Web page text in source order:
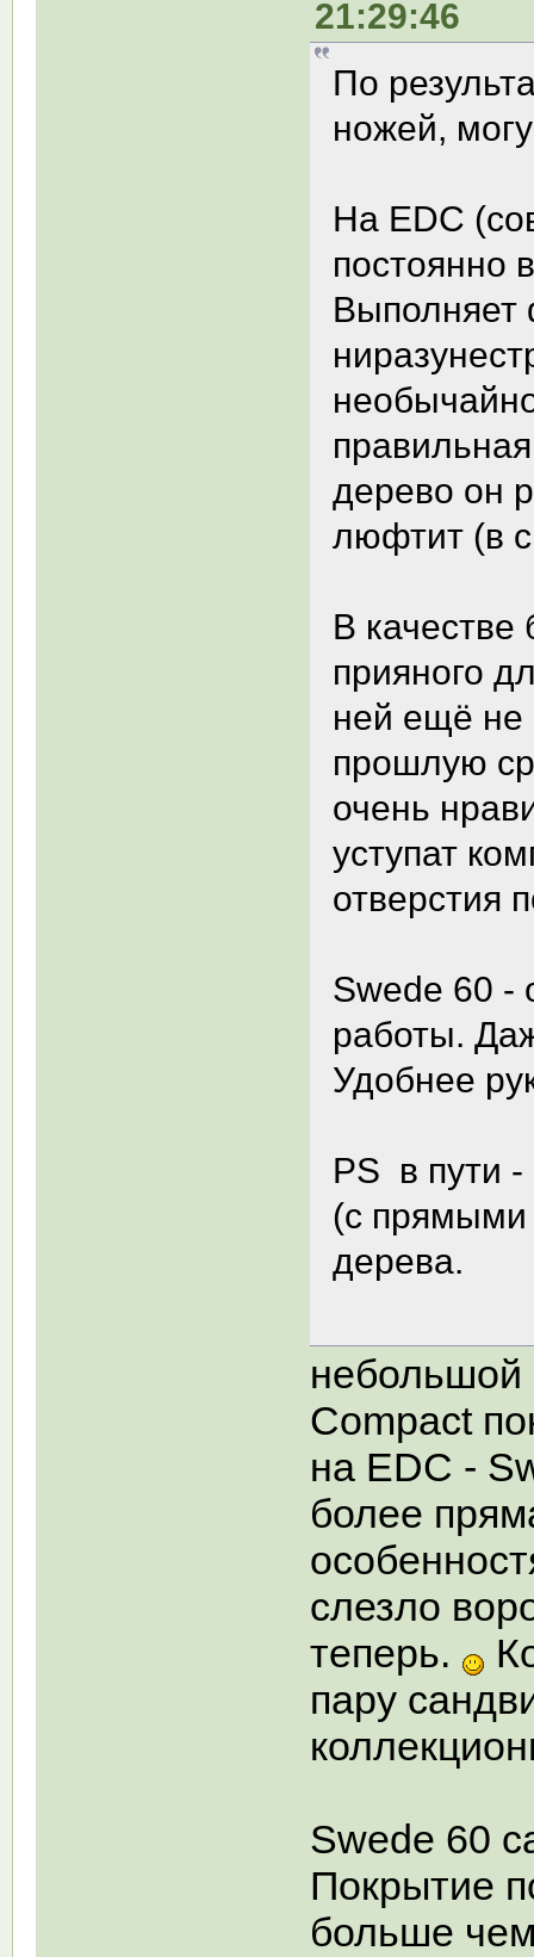
21:29:46
По
ножей,
На EDC
постоянно
Выполняет
дерево он
люфтит (в
В качестве
прияного
ней ещё не
прошлую
очень
уступат
отверстия
Swede 60 -
работы.
Удобнее
PS в пути -
(с прямыми
дерева.
небольшой
Compact
на EDC -
более
слезло
теперь.
пару
Swede 60
Покрытие
больше